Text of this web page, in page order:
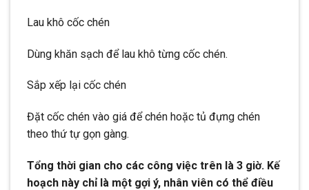
Lau khô cốc chén
Dùng khăn sạch để lau khô từng cốc chén.
Sắp xếp lại cốc chén
Đặt cốc chén vào giá để chén hoặc tủ đựng chén
theo thứ tự gọn gàng.
Tổng thời gian cho các công việc trên là 3 giờ. Kế
hoạch này chỉ là một gợi ý, nhân viên có thể điều